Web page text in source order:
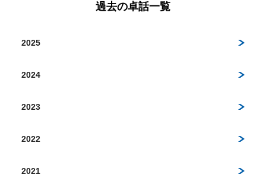
過去の卓話一覧
2025
2024
2023
2022
2021